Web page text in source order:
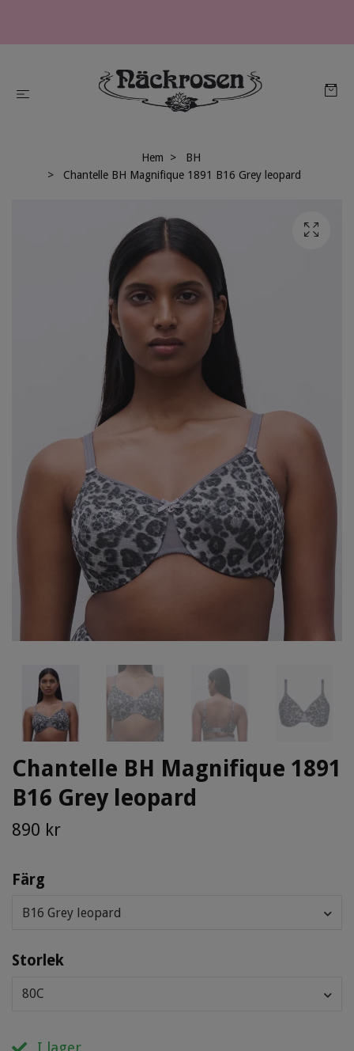
Hem
BH
Chantelle BH Magnifique 1891 B16 Grey leopard
Chantelle BH Magnifique 1891
B16 Grey leopard
890 kr
Färg
B16 Grey leopard
Storlek
80C